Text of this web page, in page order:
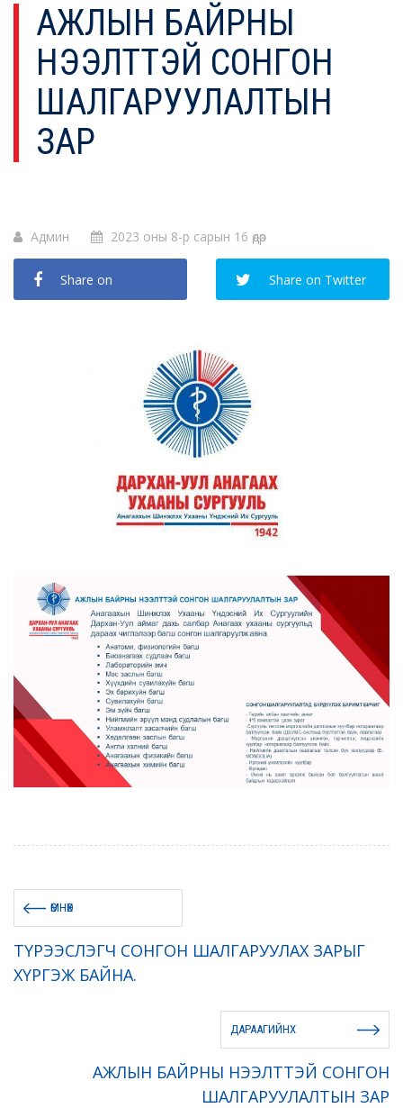
АЖЛЫН БАЙРНЫ
НЭЭЛТТЭЙ СОНГОН
ШАЛГАРУУЛАЛТЫН
ЗАР
Админ 2023 оны 8-р сарын 16 өдөр
Share on Share on Twitter
ӨМНӨХ
ТҮРЭЭСЛЭГЧ СОНГОН ШАЛГАРУУЛАХ ЗАРЫГ
ХҮРГЭЖ БАЙНА.
ДАРААГИЙНХ
АЖЛЫН БАЙРНЫ НЭЭЛТТЭЙ СОНГОН
ШАЛГАРУУЛАЛТЫН ЗАР